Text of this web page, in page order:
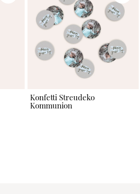
Konfetti Streudeko
Kommunion